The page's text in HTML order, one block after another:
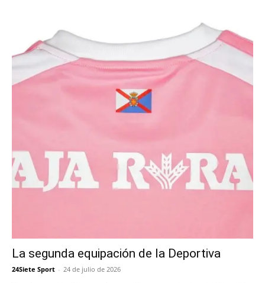
La segunda equipación de la Deportiva
24Siete Sport - 24 de julio de 2026